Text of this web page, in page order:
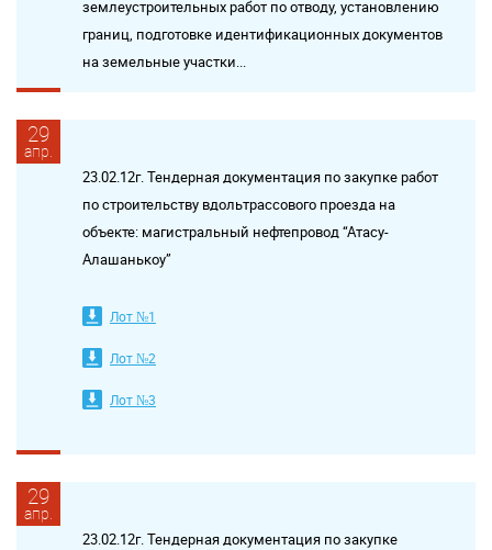
землеустроительных работ по отводу, установлению
границ, подготовке идентификационных документов
на земельные участки...
29
апр.
23.02.12г. Тендерная документация по закупке работ
по строительству вдольтрассового проезда на
объекте: магистральный нефтепровод “Атасу-
Алашанькоу”
Лот №1
Лот №2
Лот №3
29
апр.
23.02.12г. Тендерная документация по закупке